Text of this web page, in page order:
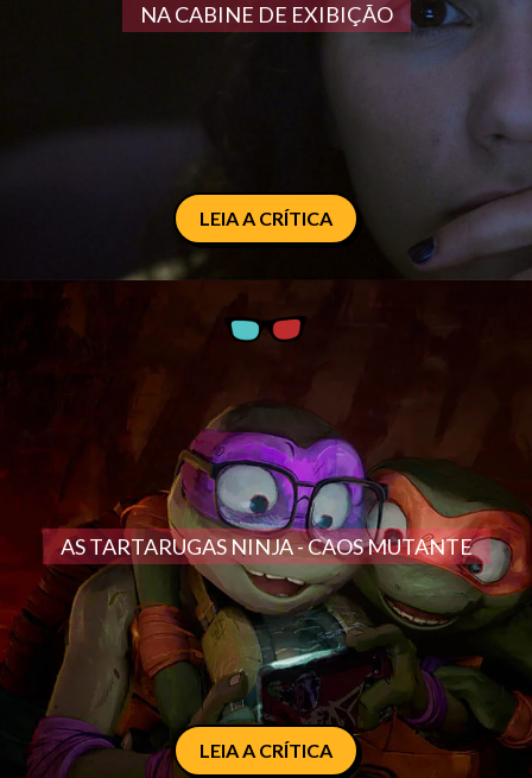
NA CABINE DE EXIBIÇÃO
LEIA A CRÍTICA
AS TARTARUGAS NINJA - CAOS MUTANTE
LEIA A CRÍTICA